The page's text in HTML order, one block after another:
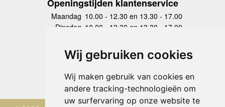
Wij gebruiken cookies
Wij maken gebruik van cookies en
andere tracking-technologieën om
uw surfervaring op onze website te
Openingstijden klantenservice
Maandag 10.00 - 12.30 en 13.30 - 17.00
Dinsdag 10.00 - 12.30 en 13.30 - 17.00
Donderdag
10.00 - 12.30 en 13.30 - 17.00
Vrijdag 10.00 - 12.30 en 13.30 - 17.00
Zaterdag
gesloten
Zondag gesloten